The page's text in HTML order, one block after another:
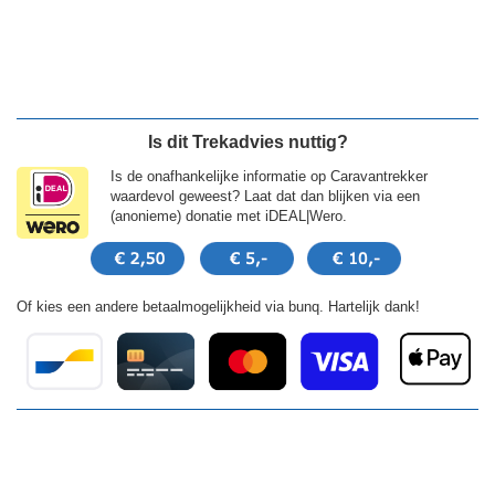
Is dit Trekadvies nuttig?
Is de onafhankelijke informatie op Caravantrekker
waardevol geweest? Laat dat dan blijken via een
(anonieme) donatie met iDEAL|Wero.
Of kies een andere betaalmogelijkheid via bunq. Hartelijk dank!